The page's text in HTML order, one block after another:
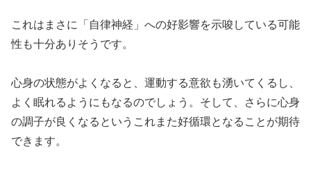
これはまさに「自律神経」への好影響を示唆している可能
性も十分ありそうです。
心身の状態がよくなると、運動する意欲も湧いてくるし、
よく眠れるようにもなるのでしょう。そして、さらに心身
の調子が良くなるというこれまた好循環となることが期待
できます。